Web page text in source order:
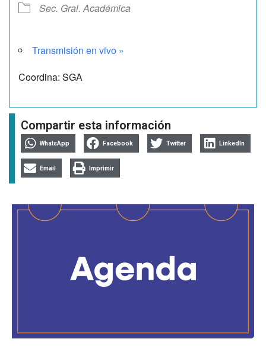
Sec. Gral. Académica
Transmisión en vivo »
Coordina: SGA
Compartir esta información
WhatsApp Facebook Twitter LinkedIn
Email Imprimir